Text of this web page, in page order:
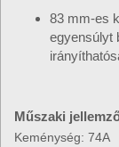
83 mm-es
egyensúlyt
Műszaki
Keménység: 74A